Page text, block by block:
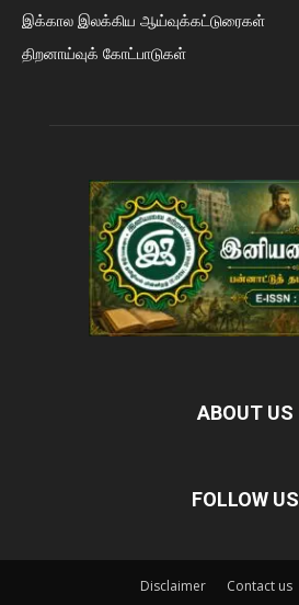
இக்கால இலக்கிய ஆய்வுக்கட்டுரைகள்
திறனாய்வுக் கோட்பாடுகள்
ABOUT US
FOLLOW US
Disclaimer Contact us